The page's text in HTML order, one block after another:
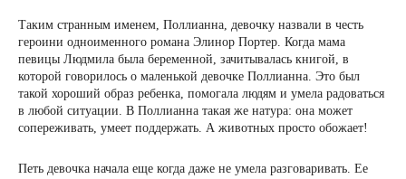
Таким странным именем, Поллианна, девочку назвали в честь
героини одноименного романа Элинор Портер. Когда мама
певицы Людмила была беременной, зачитывалась книгой, в
которой говорилось о маленькой девочке Поллианна. Это был
такой хороший образ ребенка, помогала людям и умела радоваться
в любой ситуации. В Поллианна такая же натура: она может
сопереживать, умеет поддержать. А животных просто обожает!
Петь девочка начала еще когда даже не умела разговаривать. Ее